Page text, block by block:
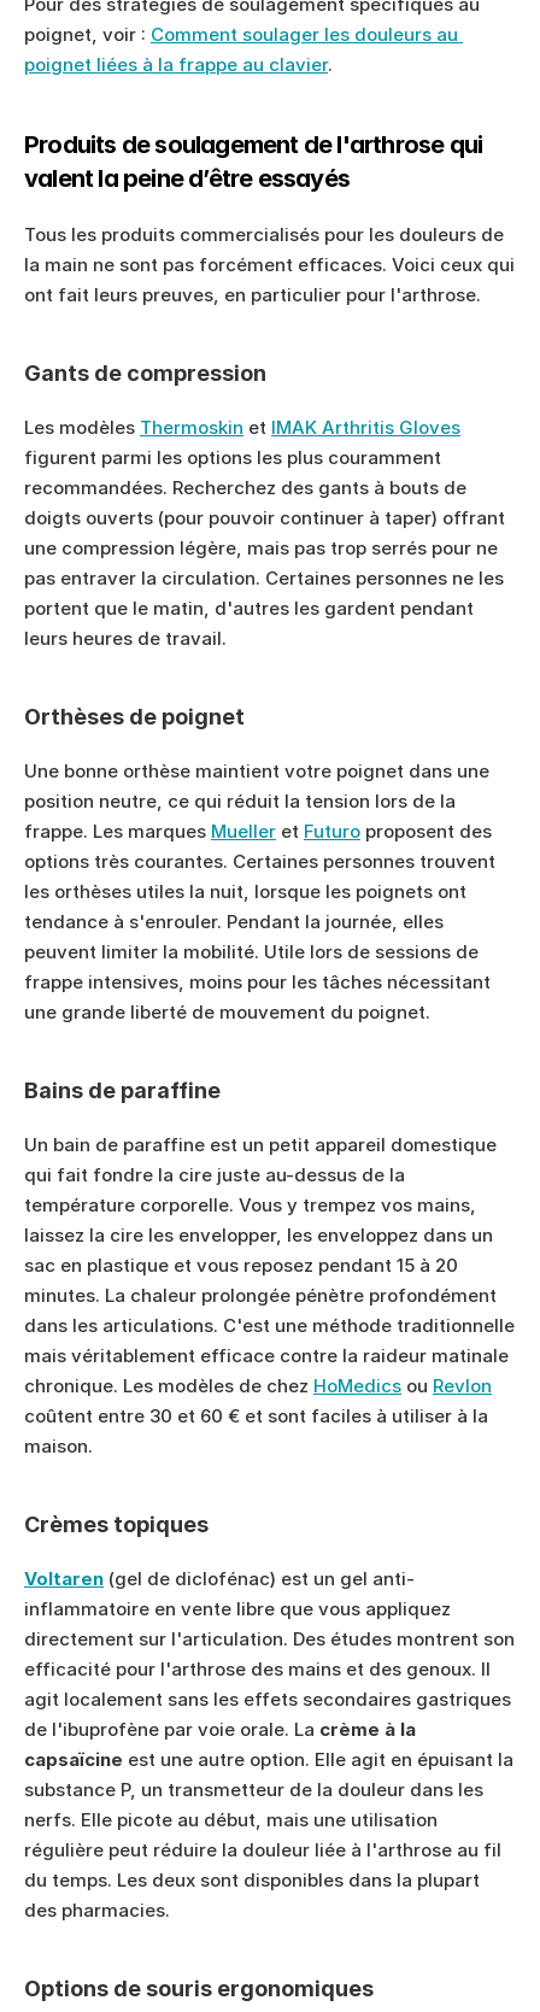
poignet, voir : Comment soulager les douleurs au
poignet liées à la frappe au clavier.
Produits de soulagement de l'arthrose qui
valent la peine d’être essayés
Tous les produits commercialisés pour les douleurs de
la main ne sont pas forcément efficaces. Voici ceux qui
ont fait leurs preuves, en particulier pour l'arthrose.
Gants de compression
Les modèles Thermoskin et IMAK Arthritis Gloves
figurent parmi les options les plus couramment
recommandées. Recherchez des gants à bouts de
doigts ouverts (pour pouvoir continuer à taper) offrant
une compression légère, mais pas trop serrés pour ne
pas entraver la circulation. Certaines personnes ne les
portent que le matin, d'autres les gardent pendant
leurs heures de travail.
Orthèses de poignet
Une bonne orthèse maintient votre poignet dans une
position neutre, ce qui réduit la tension lors de la
frappe. Les marques Mueller et Futuro proposent des
options très courantes. Certaines personnes trouvent
les orthèses utiles la nuit, lorsque les poignets ont
tendance à s'enrouler. Pendant la journée, elles
peuvent limiter la mobilité. Utile lors de sessions de
frappe intensives, moins pour les tâches nécessitant
une grande liberté de mouvement du poignet.
Bains de paraffine
Un bain de paraffine est un petit appareil domestique
qui fait fondre la cire juste au-dessus de la
température corporelle. Vous y trempez vos mains,
laissez la cire les envelopper, les enveloppez dans un
sac en plastique et vous reposez pendant 15 à 20
minutes. La chaleur prolongée pénètre profondément
dans les articulations. C'est une méthode traditionnelle
mais véritablement efficace contre la raideur matinale
chronique. Les modèles de chez HoMedics ou Revlon
coûtent entre 30 et 60 € et sont faciles à utiliser à la
maison.
Crèmes topiques
Voltaren (gel de diclofénac) est un gel anti-
inflammatoire en vente libre que vous appliquez
directement sur l'articulation. Des études montrent son
efficacité pour l'arthrose des mains et des genoux. Il
agit localement sans les effets secondaires gastriques
de l'ibuprofène par voie orale. La crème à la
capsaïcine est une autre option. Elle agit en épuisant la
substance P, un transmetteur de la douleur dans les
nerfs. Elle picote au début, mais une utilisation
régulière peut réduire la douleur liée à l'arthrose au fil
du temps. Les deux sont disponibles dans la plupart
des pharmacies.
Options de souris ergonomiques